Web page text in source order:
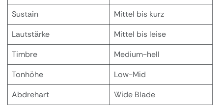
Sustain
Mittel bis kurz
Lautstärke
Mittel bis leise
Timbre
Medium-hell
Tonhöhe
Low-Mid
Abdrehart
Wide Blade